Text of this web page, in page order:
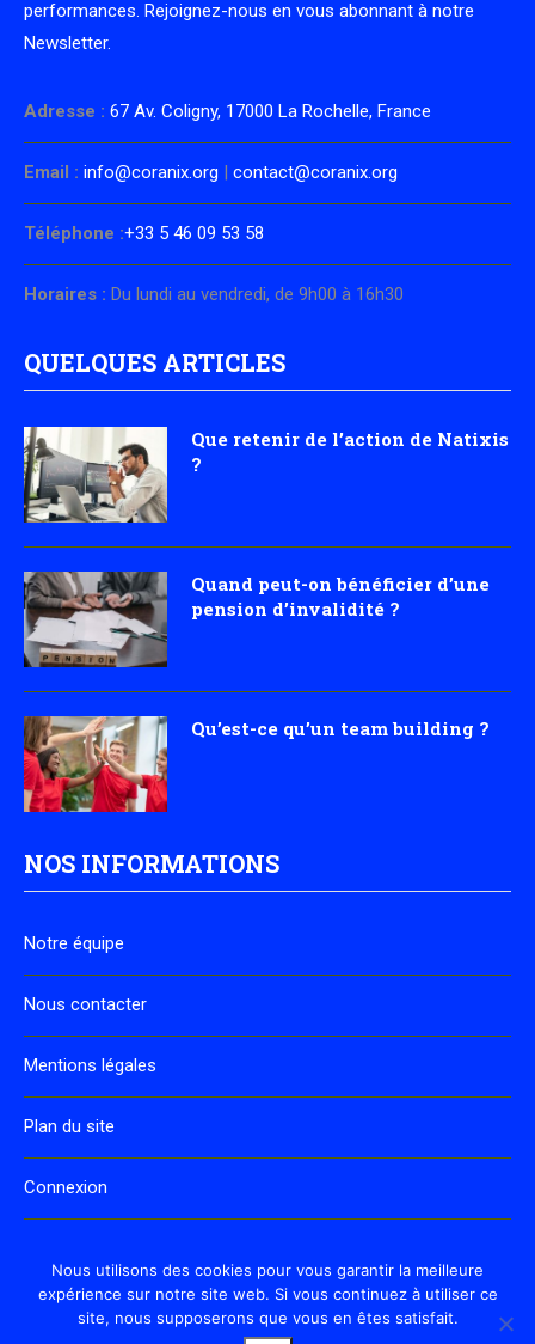
performances. Rejoignez-nous en vous abonnant à notre
Newsletter.
Adresse : 67 Av. Coligny, 17000 La Rochelle, France
Email : info@coranix.org contact@coranix.org
Téléphone :+33 5 46 09 53 58
Horaires : Du lundi au vendredi, de 9h00 à 16h30
QUELQUES ARTICLES
Que retenir de l’action de Natixis
?
Quand peut-on bénéficier d’une
pension d’invalidité ?
Qu’est-ce qu’un team building ?
NOS INFORMATIONS
Notre équipe
Nous contacter
Mentions légales
Plan du site
Connexion
Facebook Instagram LinkedIn Twitter Pinterest
Nous utilisons des cookies pour vous garantir la meilleure
expérience sur notre site web. Si vous continuez à utiliser ce
site, nous supposerons que vous en êtes satisfait.